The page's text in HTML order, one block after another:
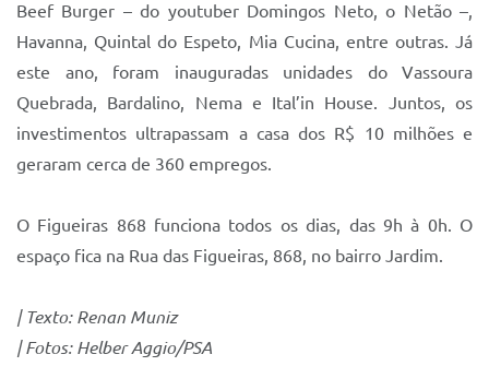
Beef Burger – do youtuber Domingos Neto, o Netão –,
Havanna, Quintal do Espeto, Mia Cucina, entre outras. Já
este ano, foram inauguradas unidades do Vassoura
Quebrada, Bardalino, Nema e Ital’in House. Juntos, os
investimentos ultrapassam a casa dos R$ 10 milhões e
geraram cerca de 360 empregos.
O Figueiras 868 funciona todos os dias, das 9h à 0h. O
espaço fica na Rua das Figueiras, 868, no bairro Jardim.
| Texto: Renan Muniz
| Fotos: Helber Aggio/PSA